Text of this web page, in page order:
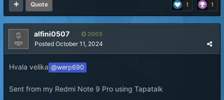
1 1
Quote
alfini0507 2005
Posted October 11, 2024
Hvala velika @werp690
Sent from my Redmi Note 9 Pro using Tapatalk